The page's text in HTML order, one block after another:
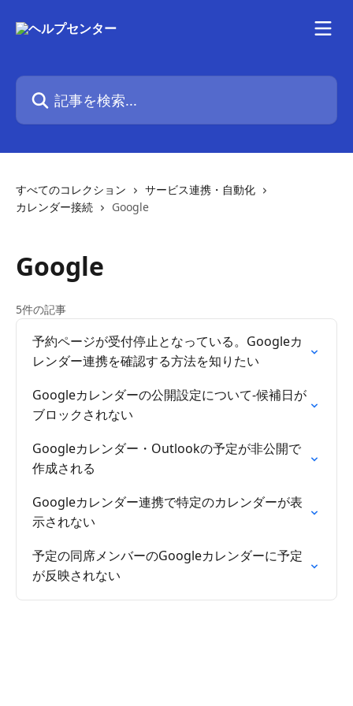
記事を検索...
すべてのコレクション
サービス連携・自動化
カレンダー接続
Google
Google
5件の記事
予約ページが受付停止となっている。Googleカ
レンダー連携を確認する方法を知りたい
Googleカレンダーの公開設定について-候補日が
ブロックされない
Googleカレンダー・Outlookの予定が非公開で
作成される
Googleカレンダー連携で特定のカレンダーが表
示されない
予定の同席メンバーのGoogleカレンダーに予定
が反映されない